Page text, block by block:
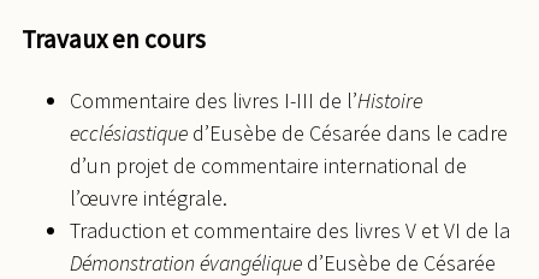
Travaux en cours
Commentaire des livres I-III de l’Histoire
ecclésiastique d’Eusèbe de Césarée dans le cadre
d’un projet de commentaire international de
l’œuvre intégrale.
Traduction et commentaire des livres V et VI de la
Démonstration évangélique d’Eusèbe de Césarée